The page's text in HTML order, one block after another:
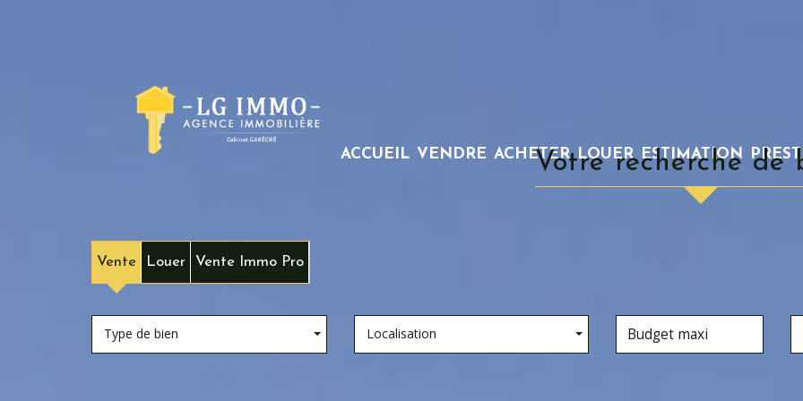
ACCUEIL VENDRE ACHETER LOUER ESTIMATION
Votre recherche de
Vente Louer Vente Immo Pro
Type de bien Localisation